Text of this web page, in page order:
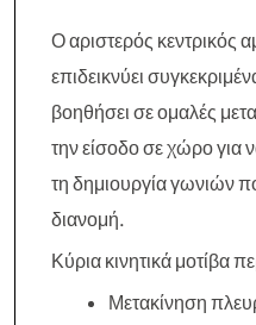
Ο αριστερός κεντρικός
επιδεικνύει
βοηθήσει σε ομαλές
την είσοδο σε χώρο για
τη δημιουργία γωνιών
διανομή.
Κύρια κινητικά μοτίβα
Μετακίνηση